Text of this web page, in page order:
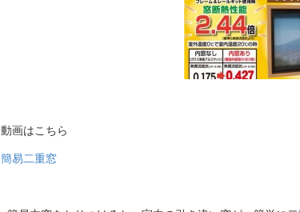
動画はこちら
簡易二重窓